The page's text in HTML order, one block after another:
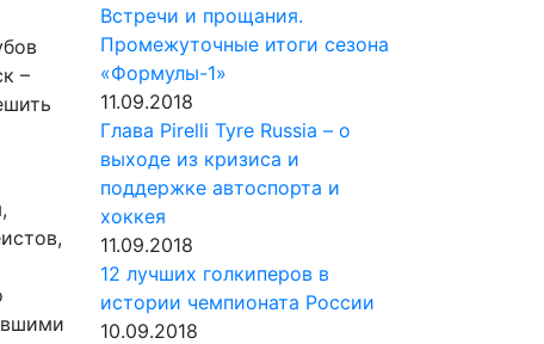
–
Встречи и прощания.
Промежуточные итоги сезона
«Формулы-1»
11.09.2018
Глава Pirelli Tyre Russia – о
выходе из кризиса и
поддержке автоспорта и
хоккея
11.09.2018
12 лучших голкиперов в
истории чемпионата России
10.09.2018